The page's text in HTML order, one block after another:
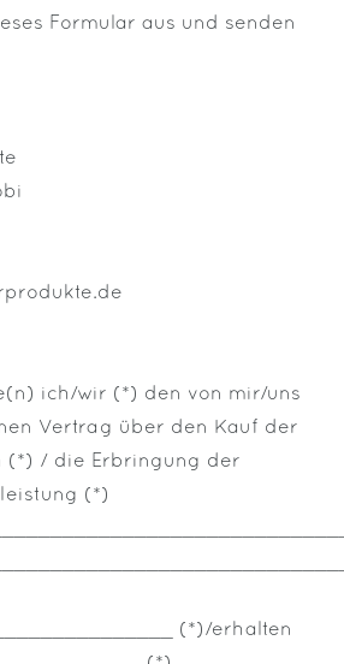
Formular aus und senden
ich/wir (*) den von mir/uns
Vertrag über den Kauf der
(*) / die Erbringung der
(*)
(*)/erhalten